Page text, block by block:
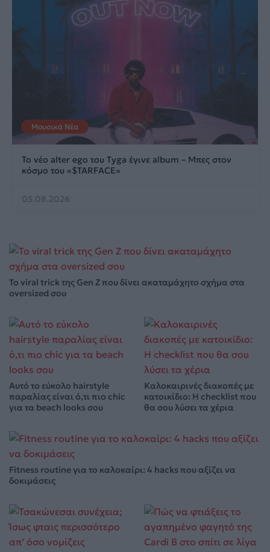
Μουσικά Νέα
Το νέο alter ego του Tyga έγινε album – Μπες στον
κόσμο του «$TARFACE»
05.08.2026
Το viral trick της Gen Z που δίνει ακαταμάχητο σχήμα στα
oversized σου
Αυτό το εύκολο hairstyle
παραλίας είναι ό,τι πιο chic
για τα beach looks σου
Καλοκαιρινές διακοπές με
κατοικίδιο: Η checklist που
θα σου λύσει τα χέρια
Fitness routine για το καλοκαίρι: 4 hacks που αξίζει να
δοκιμάσεις